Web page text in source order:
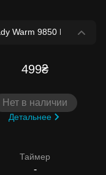
499₴
Нет в наличии
Детальнее
Таймер
-